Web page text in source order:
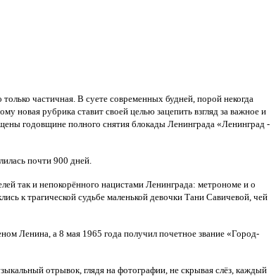
частичная. В суете современных будней, порой некогда
новая рубрика ставит своей целью зацепить взгляд за важное и
годовщине полного снятия блокады Ленинграда «Ленинград -
почти 900 дней.
так и непокорённого нацистами Ленинграда: метрономе и о
к трагической судьбе маленькой девочки Тани Савичевой, чей
Ленина, а 8 мая 1965 года получил почетное звание «Город-
отрывок, глядя на фотографии, не скрывая слёз, каждый